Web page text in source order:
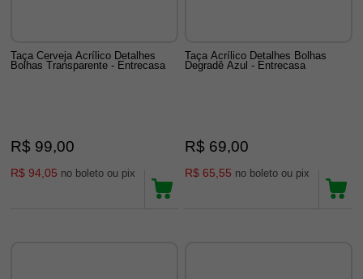
Taça Cerveja Acrílico Detalhes
Bolhas Transparente - Entrecasa
R$ 99,00
R$ 94,05 no boleto ou pix
Taça Acrílico Detalhes Bolhas
Degradê Azul - Entrecasa
R$ 69,00
R$ 65,55 no boleto ou pix